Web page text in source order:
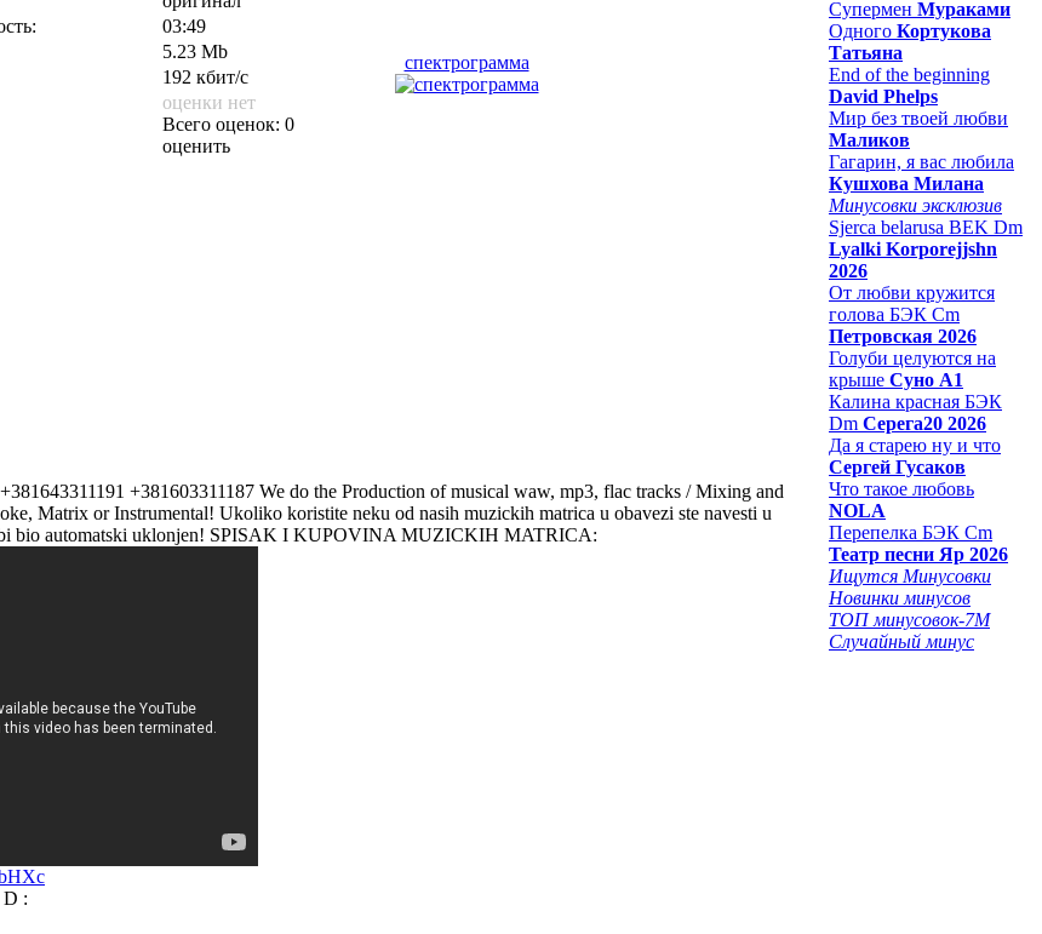
спектрограмма
03:49
5.23 Mb
192 кбит/с
оценки нет
Всего оценок: 0
оценить
+381603311187 We do the Production of musical waw, mp3, flac tracks / Mixing and
Matrix or Instrumental! Ukoliko koristite neku od nasih muzickih matrica u obavezi ste navesti u
bi bio automatski uklonjen! SPISAK I KUPOVINA MUZICKIH MATRICA:
D :
Супермен Мураками
Одного Кортукова
Татьяна
End of the beginning
David Phelps
Мир без твоей любви
Маликов
Гагарин, я вас любила
Кушхова Милана
Минусовки эксклюзив
Sjerca belarusa BEK Dm
Lyalki Korporejjshn
2026
От любви кружится
голова БЭК Cm
Петровская 2026
Голуби целуются на
крыше Суно А1
Калина красная БЭК
Dm Серега20 2026
Да я старею ну и что
Сергей Гусаков
Что такое любовь
NOLA
Перепелка БЭК Cm
Театр песни Яр 2026
Ищутся Минусовки
Новинки минусов
ТОП минусовок-7M
Случайный минус